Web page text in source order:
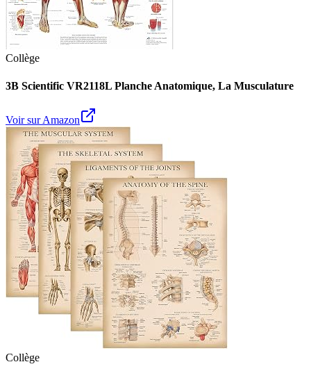
Collège
3B Scientific VR2118L Planche Anatomique, La Musculature
Voir sur Amazon
Collège